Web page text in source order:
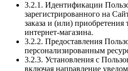
3.2.1. Идентификации
зарегистрированного на
заказа и (или) приобретения
интернет-магазина.
3.2.2. Предоставления
персонализированным
3.2.3. Установления с
включая направление